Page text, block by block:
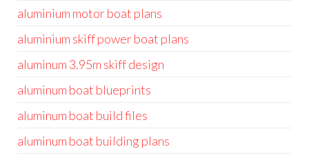
aluminium motor boat plans
aluminium skiff power boat plans
aluminum 3.95m skiff design
aluminum boat blueprints
aluminum boat build files
aluminum boat building plans